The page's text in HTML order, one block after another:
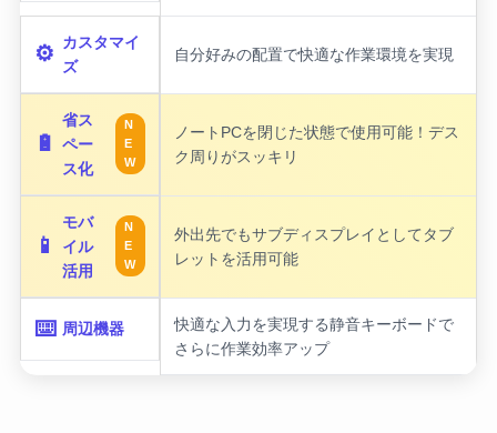
⚙️ カスタマイ
ズ
自分好みの配置で快適な作業環境を実現
🔋
省ス
ペー
ス化
N
E
W
ノートPCを閉じた状態で使用可能！デス
ク周りがスッキリ
📱
モバ
イル
活用
N
E
W
外出先でもサブディスプレイとしてタブ
レットを活用可能
⌨️ 周辺機器
快適な入力を実現する静音キーボードで
さらに作業効率アップ